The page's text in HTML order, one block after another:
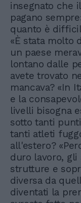
insegnato che
pagano
quanto è
«È stata molto
un paese
lontano dalle
avete trovato
mancava? «In
e la
livelli bisogna
sotto tanti
tanti atleti
all'estero?
duro lavoro, gli
strutture e
diversa da
diventati la